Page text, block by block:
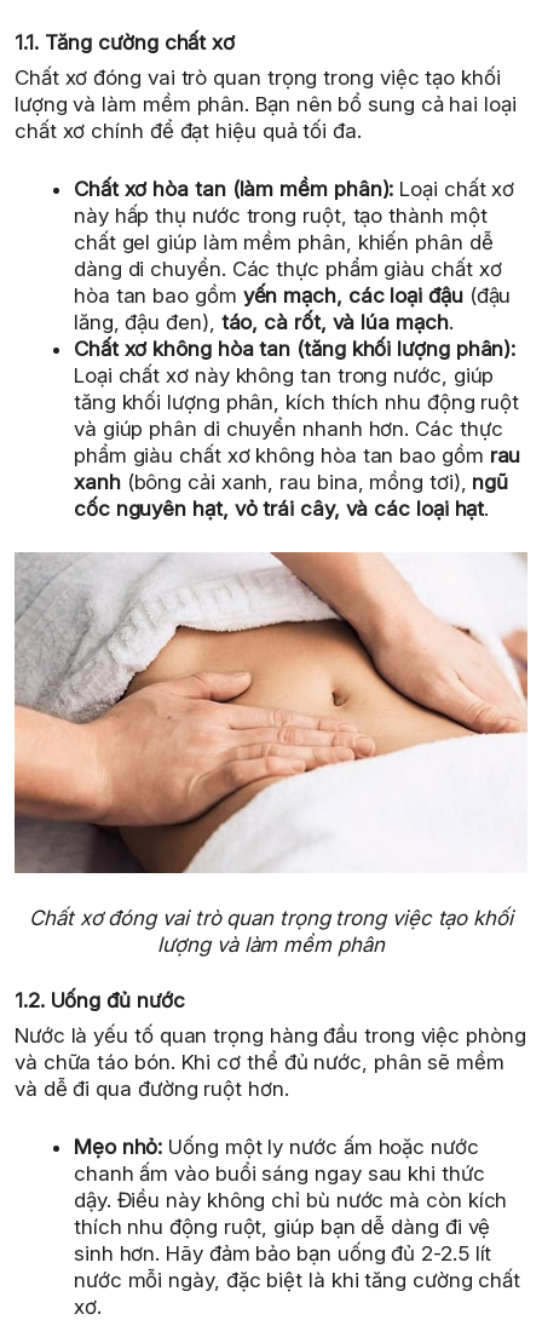
1.1. Tăng cường chất xơ
Chất xơ đóng vai trò quan trọng trong việc tạo khối
lượng và làm mềm phân. Bạn nên bổ sung cả hai loại
chất xơ chính để đạt hiệu quả tối đa.
Chất xơ hòa tan (làm mềm phân): Loại chất xơ
này hấp thụ nước trong ruột, tạo thành một
chất gel giúp làm mềm phân, khiến phân dễ
dàng di chuyển. Các thực phẩm giàu chất xơ
hòa tan bao gồm yến mạch, các loại đậu(đậu
lăng, đậu đen), táo, cà rốt, và lúa mạch.
Chất xơ không hòa tan (tăng khối lượng phân):
Loại chất xơ này không tan trong nước, giúp
tăng khối lượng phân, kích thích nhu động ruột
và giúp phân di chuyển nhanh hơn. Các thực
phẩm giàu chất xơ không hòa tan bao gồm rau
xanh(bông cải xanh, rau bina, mồng tơi), ngũ
cốc nguyên hạt, vỏ trái cây, và các loại hạt.
Chất xơ đóng vai trò quan trọng trong việc tạo khối
lượng và làm mềm phân
1.2. Uống đủ nước
Nước là yếu tố quan trọng hàng đầu trong việc phòng
và chữa táo bón. Khi cơ thể đủ nước, phân sẽ mềm
và dễ đi qua đường ruột hơn.
Mẹo nhỏ: Uống một ly nước ấm hoặc nước
chanh ấm vào buổi sáng ngay sau khi thức
dậy. Điều này không chỉ bù nước mà còn kích
thích nhu động ruột, giúp bạn dễ dàng đi vệ
sinh hơn. Hãy đảm bảo bạn uống đủ 2-2.5 lít
nước mỗi ngày, đặc biệt là khi tăng cường chất
xơ.